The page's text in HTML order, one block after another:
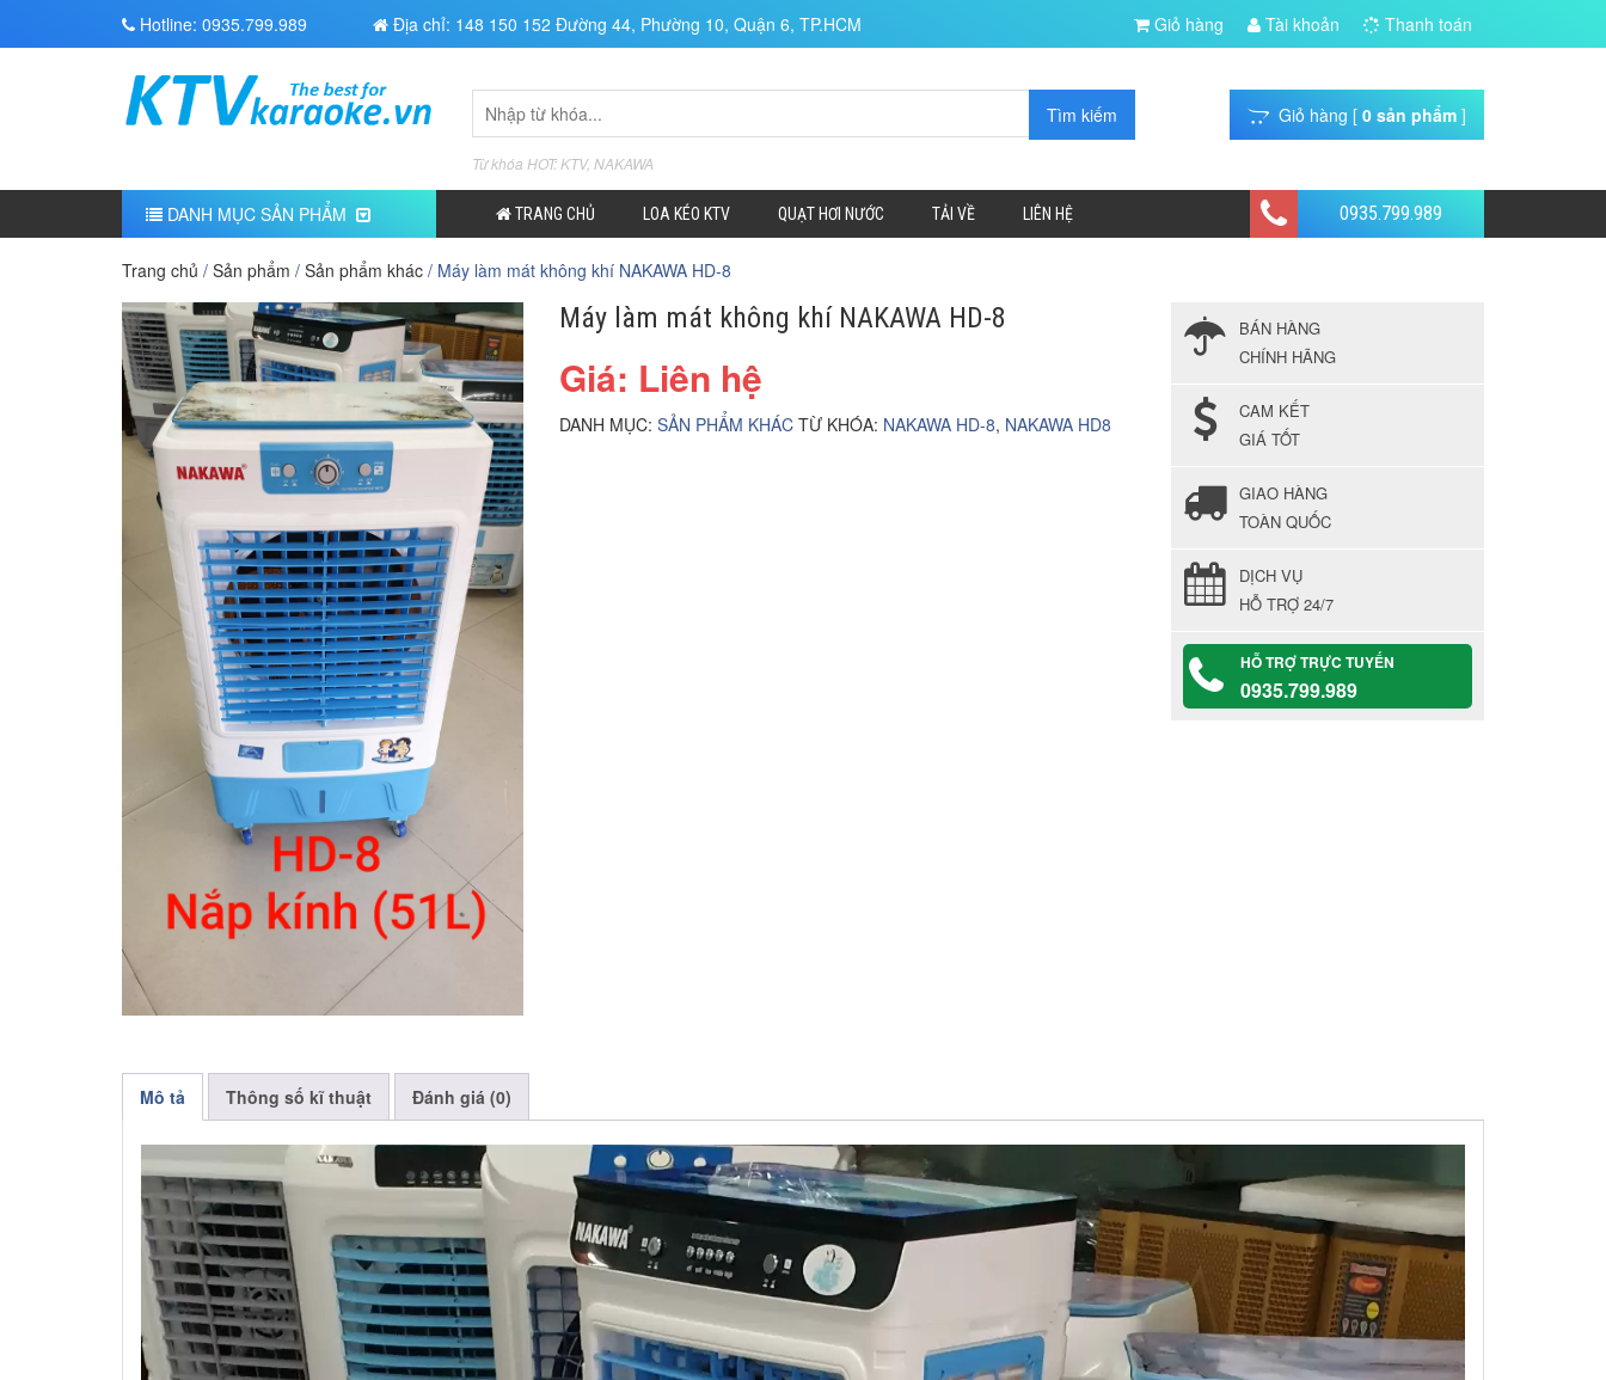
Hotline:0935.799.989 Địa chỉ: 148 150 152 Đường 44, Phường 10, Quận 6, TP.HCM Giỏ hàng Tài khoản Thanh toán
Search
for:
Từ khóa HOT: KTV, NAKAWA
Giỏ hàng [ 0 sản phẩm ]
DANH MỤC SẢN PHẨM TRANG CHỦ LOA KÉO KTV QUẠT HƠI NƯỚC TẢI VỀ LIÊN HỆ 0935.799.989
Trang chủ / Sản phẩm / Sản phẩm khác / Máy làm mát không khí NAKAWA HD-8
Máy làm mát không khí NAKAWA HD-8
Giá: Liên hệ
DANH MỤC: SẢN PHẨM KHÁC TỪ KHÓA: NAKAWA HD-8, NAKAWA HD8
BÁN HÀNG
CHÍNH HÃNG
CAM KẾT
GIÁ TỐT
GIAO HÀNG
TOÀN QUỐC
DỊCH VỤ
HỖ TRỢ 24/7
HỖ TRỢ TRỰC TUYẾN
0935.799.989
Mô tả Thông số kĩ thuật Đánh giá (0)